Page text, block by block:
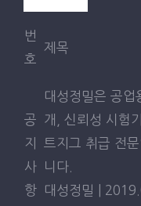
번
호
제목
공
지
사
항
대성정밀은 공업
개, 신뢰성 시험
트지그 취급 전
니다.
대성정밀